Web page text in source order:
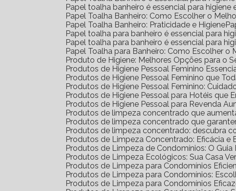
Papel toalha banheiro é essencial para
Papel Toalha Banheiro: Como Escolher o
Papel Toalha Banheiro: Praticidade e Higiene
Papel toalha para banheiro é essencial para
Papel toalha para banheiro é essencial para
Papel Toalha para Banheiro: Como Escolher o
Produto de Higiene: Melhores Opções para o
Produtos de Higiene Pessoal Feminino
Produtos de Higiene Pessoal Feminino que
Produtos de Higiene Pessoal Feminino:
Produtos de Higiene Pessoal para Hotéis que
Produtos de Higiene Pessoal para Revenda
Produtos de limpeza concentrado que
Produtos de limpeza concentrado que
Produtos de limpeza concentrado: descubra
Produtos de Limpeza Concentrado: Eficácia e
Produtos de Limpeza de Condomínios: O
Produtos de Limpeza Ecológicos: Sua Casa
Produtos de Limpeza para Condomínios
Produtos de Limpeza para Condomínios:
Produtos de Limpeza para Condomínios